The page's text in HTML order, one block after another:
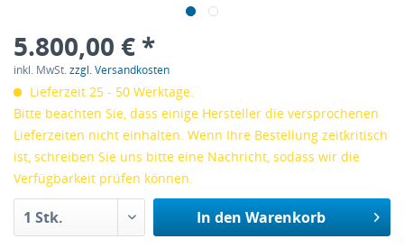
5.800,00 € *
inkl. MwSt.zzgl. Versandkosten
Lieferzeit 25 - 50 Werktage.
Bitte beachten Sie, dass einige Hersteller die versprochenen
Lieferzeiten nicht einhalten. Wenn Ihre Bestellung zeitkritisch
ist, schreiben Sie uns bitte eine Nachricht, sodass wir die
Verfügbarkeit prüfen können.
In den Warenkorb